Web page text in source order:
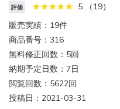
評価
5 （19）
販売実績：19件
商品番号：316
無料修正回数：5回
納期予定日数：7日
閲覧回数：5622回
投稿日：2021-03-31